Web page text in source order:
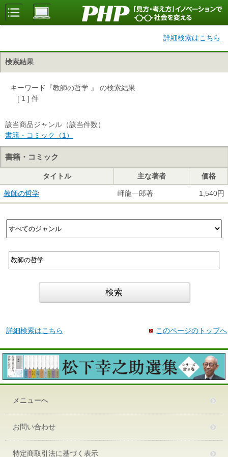
詳細検索はこちら
検索結果
キーワード『教師の哲学 』 の検索結果
[ 1 ] 件
該当商品ジャンル（該当件数）
書籍・コミック（1）
書籍・コミック
タイトル 主な著者 価格
教師の哲学 岬龍一郎著 1,540円
詳細検索はこちら このページのトップへ
メニューへ
お問い合わせ
特定商取引法に基づく表示